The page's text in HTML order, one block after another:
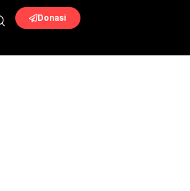
Donasi